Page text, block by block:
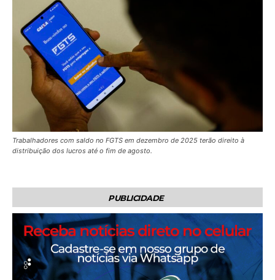
Trabalhadores com saldo no FGTS em dezembro de 2025 terão direito à
distribuição dos lucros até o fim de agosto.
PUBLICIDADE